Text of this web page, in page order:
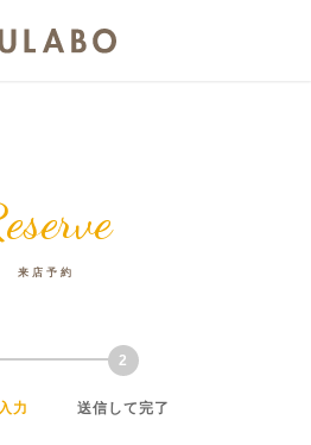
来店予約
力 送信して完了